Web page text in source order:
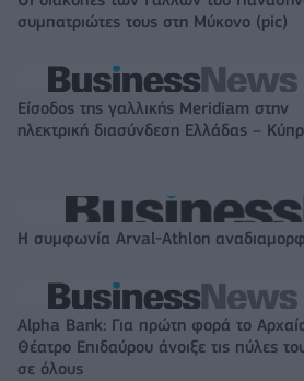
συμπατριώτες τους στη Μύκονο (pic)
Είσοδος της γαλλικής Meridiam στην
ηλεκτρική διασύνδεση Ελλάδας –
Η συμφωνία Arval-Athlon
Alpha Bank: Για πρώτη φορά το
Θέατρο Επιδαύρου άνοιξε τις πύλες
σε όλους